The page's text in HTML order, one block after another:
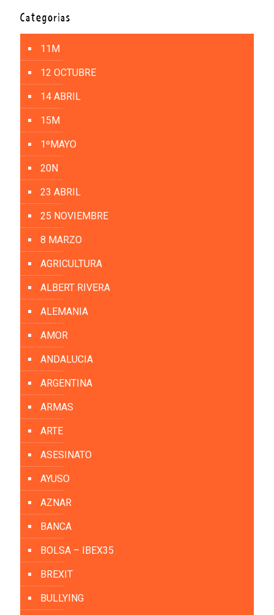
Categorías
11M
12 OCTUBRE
14 ABRIL
15M
1ºMAYO
20N
23 ABRIL
25 NOVIEMBRE
8 MARZO
AGRICULTURA
ALBERT RIVERA
ALEMANIA
AMOR
ANDALUCIA
ARGENTINA
ARMAS
ARTE
ASESINATO
AYUSO
AZNAR
BANCA
BOLSA – IBEX35
BREXIT
BULLYING